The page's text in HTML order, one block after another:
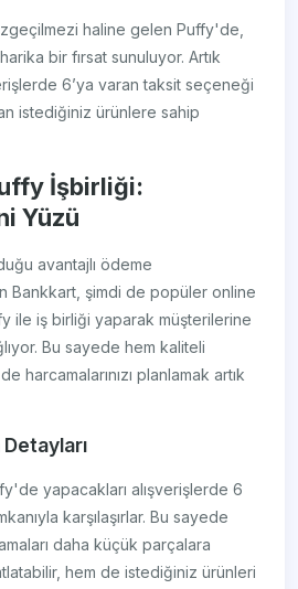
haline gelen Puffy'de,
bir fırsat sunuluyor. Artık
6’ya varan taksit seçeneği
istediğiniz ürünlere sahip
İşbirliği:
Yüzü
avantajlı ödeme
Bankkart, şimdi de popüler online
ile iş birliği yaparak müşterilerine
Bu sayede hem kaliteli
harcamalarınızı planlamak artık
Detayları
yapacakları alışverişlerde 6
karşılaşırlar. Bu sayede
daha küçük parçalara
hem de istediğiniz ürünleri